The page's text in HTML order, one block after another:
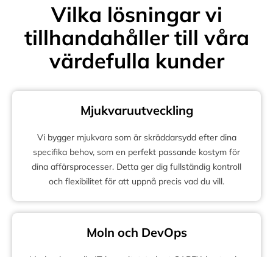
Vilka lösningar vi
tillhandahåller till våra
värdefulla kunder
Mjukvaruutveckling
Vi bygger mjukvara som är skräddarsydd efter dina
specifika behov, som en perfekt passande kostym för
dina affärsprocesser. Detta ger dig fullständig kontroll
och flexibilitet för att uppnå precis vad du vill.
Moln och DevOps